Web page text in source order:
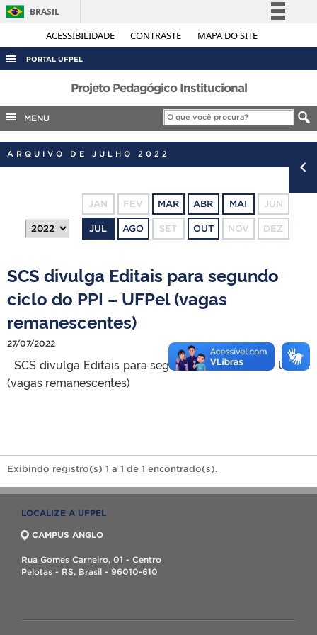
ACESSIBILIDADE CONTRASTE MAPA DO SITE
BRASIL
Simplifique!
Legislação
Canais
PORTAL UFPEL
ACESSO À INFORMAÇÃO
AUDITORIA
COBALTO
CONCURSOS
OUVIDORIA
TELEFONES
Projeto Pedagógico Institucional
MENU
ARQUIVO DE JULHO 2022
JAN FEV MAR ABR MAI JUN
JUL AGO SET OUT NOV DEZ
SCS divulga Editais para segundo
ciclo do PPI – UFPel (vagas
remanescentes)
27/07/2022
SCS divulga Editais para segundo ciclo do PPI – UFPel
(vagas remanescentes)
Exibindo registro(s) 1 a 1 de 1 encontrado(s).
LOCALIZE A UFPEL
CAMPUS ANGLO
Rua Gomes Carneiro, 01 - Centro
Pelotas - RS, Brasil - 96010-610